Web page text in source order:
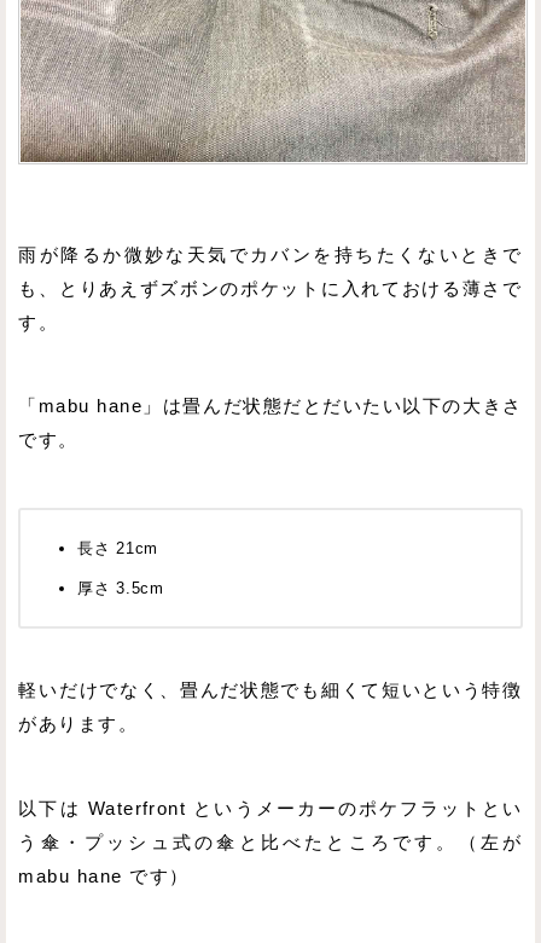
雨が降るか微妙な天気でカバンを持ちたくないときで
も、とりあえずズボンのポケットに入れておける薄さで
す。
「mabu hane」は畳んだ状態だとだいたい以下の大きさ
です。
長さ 21cm
厚さ 3.5cm
軽いだけでなく、畳んだ状態でも細くて短いという特徴
があります。
以下は Waterfront というメーカーのポケフラットとい
う傘・プッシュ式の傘と比べたところです。（左が
mabu hane です）